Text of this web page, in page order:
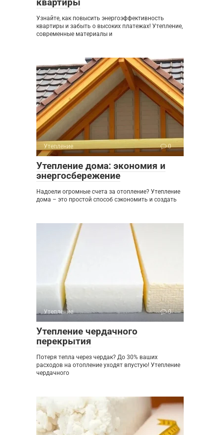
Узнайте, как повысить энергоэффективность
квартиры и забыть о высоких платежах! Утепление,
современные материалы и
Утепление 0
Утепление дома: экономия и
энергосбережение
Надоели огромные счета за отопление? Утепление
дома – это простой способ сэкономить и создать
Утепление 0
Утепление чердачного
перекрытия
Потеря тепла через чердак? До 30% ваших
расходов на отопление уходят впустую! Утепление
чердачного